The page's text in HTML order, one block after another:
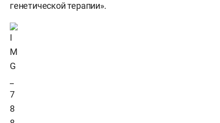
генетической терапии».